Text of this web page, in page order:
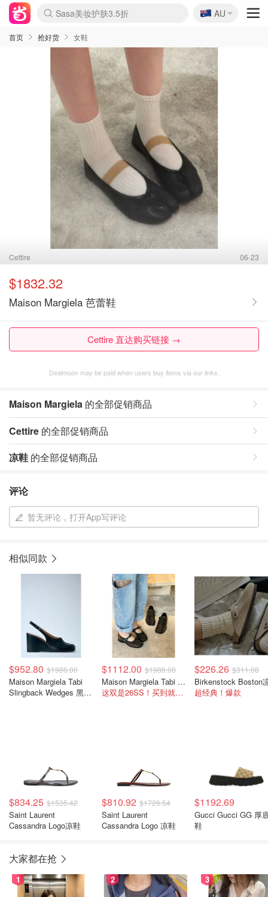
lululemon折扣上新
Sasa美妆护肤3.5折
SSENSE年中2.5折
FreshBeauty好价汇总
Cettire降价+叠9折
WWS Coles超市实拍
viagogo二手票捡漏
Myer折扣汇总
The Outnet奢牌1折起
David Jones 3折起
Flannels大牌1折
Perfumes Club护肤1折
AMIRO面罩$251
Amazon折扣汇总
eToro入金$200送$50
Amazon数码好物
ICONIC本周7.5折
ThedoubleF高奢地板价
Moose Knuckles 6折
EUFY摄像头$98
Selenichast首饰2折
Trip机票酒店促销
YSL送5件彩妆礼
Amazon家居好物
Amazon美妆护肤
雅漾大喷$8
过敏原检测盒$33
科颜氏高保湿面霜$29
SEALIFE海洋馆门票6折
丝塔芙大白罐$16
订阅Newsletter送香薰
Cult Beauty 6.8折
Harrods圣诞日历$525
LN-CC奢牌私促3折
d'Alba空姐喷雾$16
EVE LOM套装£56
Bernardelli独家4折
Adore Beauty 6折起
CT圣诞日历
Mytheresa奢品2.7折
Luxury Escapes 9折
Currentbody美容仪$881
MOON Garden Live
Roborock扫地机$649
Valentino官网5折
CR洗护套装$23
修丽可4件套$159
GANNI官网4.5折
Stylevana韩妆4折
Tessabit高奢8.5折
OGX洗发水$11
Amazon阿德莱德次日达
卡诗8.5折+赠礼
Philips Hue灯具8折
La Mer送8件礼值$529
🇦🇺
AU
首页 抢好货 女鞋
Cettire 06-23
$1832.32
Maison Margiela 芭蕾鞋
Cettire 直达购买链接 →
Dealmoon may be paid when users buy items via our links.
Maison Margiela 的全部促销商品
Cettire 的全部促销商品
凉鞋 的全部促销商品
评论
暂无评论，打开App写评论
相似同款
$952.80 $1986.00
Maison Margiela Tabi
Slingback Wedges 黑色
$1112.00 $1986.00
Maison Margiela Tabi Mary Jane 渐变玛丽珍
这双是26SS！买到就是赚到
$226.26 $311.08
超经典！爆款
$834.25 $1535.42
Saint Laurent
Cassandra Logo凉鞋
$810.92 $1726.54
Saint Laurent
Cassandra Logo 凉鞋
$1192.69
Gucci Gucci GG 厚
鞋
大家都在抢
1 2 3